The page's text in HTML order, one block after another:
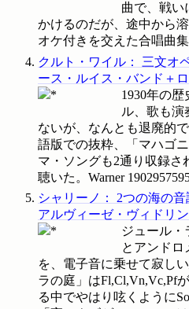
曲で、戦い
かけるのだが、途中から
オケ付きを交えた合唱曲集
クルト・ワイル ： 三文オ
ース・ルイス・バンド＋
1930年の
ル、歌も演
ないが、なんとも退廃的
語版での抜粋、「マハゴ
マ・ソングも2通り収録さ
聴いた。Warner
シャリーノ ： 2つの海の音
アルヴィーゼ・ヴィドリン
ジュール・
とアンドロ
を、電子音に乗せて寂し
ラの庭」はFl,Cl,Vn,Vc,Pf
る中でやはり呟くように